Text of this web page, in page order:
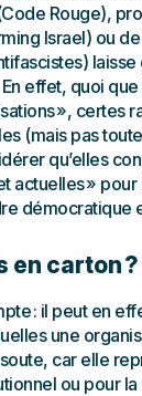
Rouge),
Israel) ou
effet, quoi que
», certes
(mais pas
qu’elles
actuelles » pour
démocratique
en carton ?
: il peut en
une
car elle
ou pour